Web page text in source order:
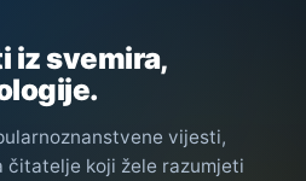
iz svemira,
vijesti,
čitatelje koji žele razumjeti